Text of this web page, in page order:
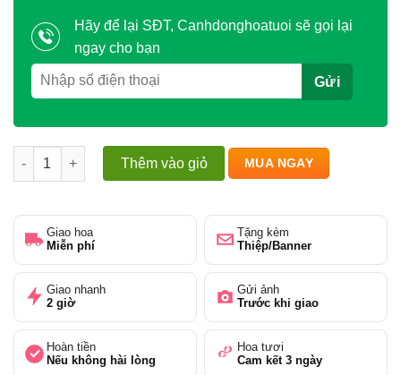
Hãy để lại SĐT, Canhdonghoatuoi sẽ gọi lại
ngay cho bạn
Sắc Đỏ Rực Rỡ số lượng
Thêm vào giỏ MUA NGAY
Giao hoa
Miễn phí
Tặng kèm
Thiệp/Banner
Giao nhanh
2 giờ
Gửi ảnh
Trước khi giao
Hoàn tiền
Nếu không hài lòng
Hoa tươi
Cam kết 3 ngày